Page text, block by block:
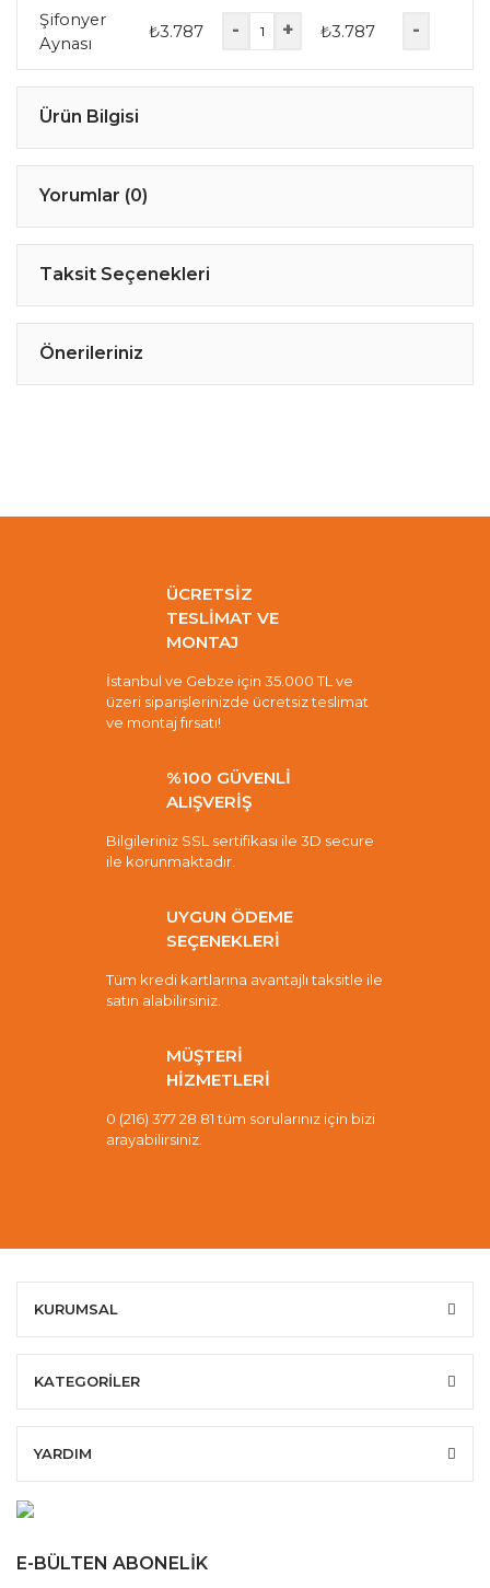
Şifonyer
Aynası
₺3.787 - + ₺3.787 -
Ürün Bilgisi
Yorumlar (0)
Taksit Seçenekleri
Önerileriniz
ÜCRETSİZ
TESLİMAT VE
MONTAJ
İstanbul ve Gebze için 35.000 TL ve
üzeri siparişlerinizde ücretsiz teslimat
ve montaj fırsatı!
%100 GÜVENLİ
ALIŞVERİŞ
Bilgileriniz SSL sertifikası ile 3D secure
ile korunmaktadır.
UYGUN ÖDEME
SEÇENEKLERİ
Tüm kredi kartlarına avantajlı taksitle ile
satın alabilirsiniz.
MÜŞTERİ
HİZMETLERİ
0 (216) 377 28 81 tüm sorularınız için bizi
arayabilirsiniz.
KURUMSAL
KATEGORİLER
YARDIM
E-BÜLTEN ABONELİK